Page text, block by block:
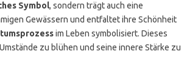
Symbol, sondern trägt auch eine
Gewässern und entfaltet ihre Schönheit
im Leben symbolisiert. Dieses
zu blühen und seine innere Stärke zu